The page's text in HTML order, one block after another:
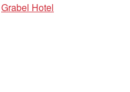
Grabel Hotel